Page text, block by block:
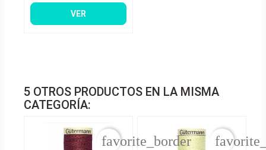
VER
5 OTROS PRODUCTOS EN LA MISMA
CATEGORÍA:
favorite_border